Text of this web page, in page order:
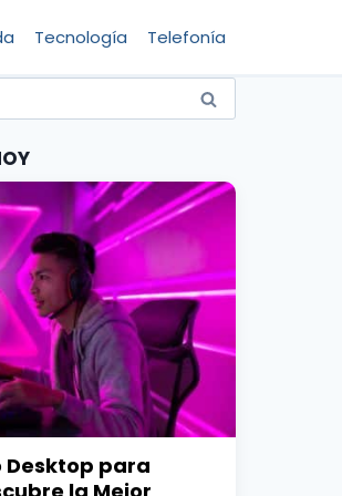
Tecnología Telefonía
Desktop para